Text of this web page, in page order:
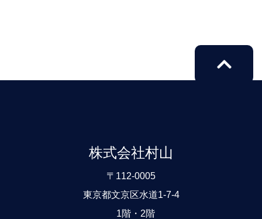
株式会社村山
〒112-0005
東京都文京区水道1-7-4
1階・2階